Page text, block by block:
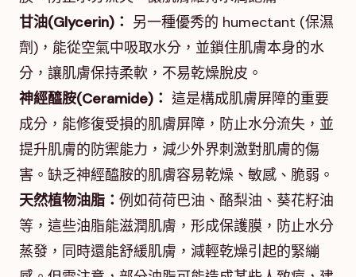
甘油(Glycerin)： 另一種優秀的 humectant (保濕
劑)，能從空氣中吸取水分，並鎖住肌膚本身的水
分，讓肌膚保持柔軟，不易乾燥脫皮。
神經醯胺(Ceramide)： 這是構成肌膚屏障的重要
成分，能修復受損的肌膚屏障，防止水分流失，並
提升肌膚的防禦能力，減少外界刺激對肌膚的傷
害。缺乏神經醯胺的肌膚容易乾燥、敏感、脆弱。
天然植物油脂： 例如荷荷巴油、酪梨油、葵花籽油
等，這些油脂能滋潤肌膚，形成保護膜，防止水分
蒸發，同時還能舒緩肌膚，減輕乾燥引起的緊繃